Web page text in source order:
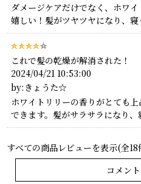
ダメージケアだけでなく、ホワ
嬉しい！髪がツヤツヤになり、寝
これで髪の乾燥が解消された！
2024/04/21 10:53:00
by:きょうた☆
ホワイトリリーの香りがとても
できます。髪がサラサラになり、
すべての商品レビューを表示(全18
コメン